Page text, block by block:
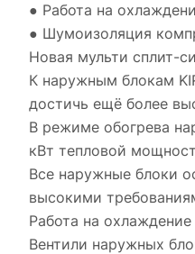
● Работа на
● Шумоизоляция
Новая мульти сплит-
К наружным блокам
достичь ещё более
В режиме обогрева
кВт тепловой
Все наружные блоки
высокими
Работа на
Вентили наружных